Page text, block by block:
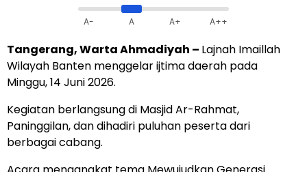
A- A A+ A++
Tangerang, Warta Ahmadiyah – Lajnah Imaillah
Wilayah Banten menggelar ijtima daerah pada
Minggu, 14 Juni 2026.
Kegiatan berlangsung di Masjid Ar-Rahmat,
Paninggilan, dan dihadiri puluhan peserta dari
berbagai cabang.